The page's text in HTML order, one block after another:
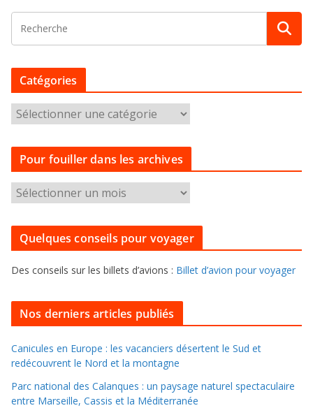
Catégories
a
t
g
e
s
Pour fouiller dans les archives
o
u
o
l
l
e
r
d
Quelques conseils pour voyager
Des conseils sur les billets d’avions : Billet d’avion pour voyager
Nos derniers articles publiés
Canicules en Europe : les vacanciers désertent le Sud et
redécouvrent le Nord et la montagne
Parc national des Calanques : un paysage naturel spectaculaire
entre Marseille, Cassis et la Méditerranée